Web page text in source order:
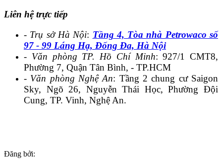
Liên hệ trực tiếp
- Trụ sở Hà Nội: Tầng 4, Tòa nhà Petrowaco số
97 - 99 Láng Hạ, Đống Đa, Hà Nội
- Văn phòng TP. Hồ Chí Minh: 927/1 CMT8,
Phường 7, Quận Tân Bình, - TP.HCM
- Văn phòng Nghệ An: Tầng 2 chung cư Saigon
Sky, Ngõ 26, Nguyễn Thái Học, Phường Đội
Cung, TP. Vinh, Nghệ An.
Đăng bởi: